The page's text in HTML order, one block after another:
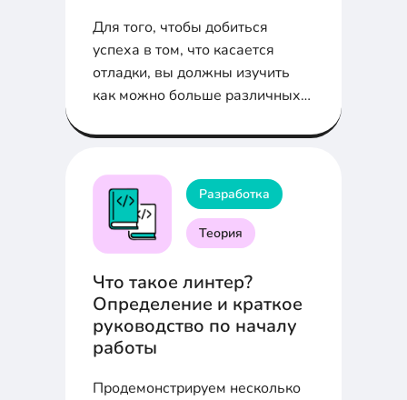
Для того, чтобы добиться
успеха в том, что касается
отладки, вы должны изучить
как можно больше различных
часть этих методов описали в
Разработка
Теория
Что такое линтер?
Определение и краткое
руководство по началу
работы
Продемонстрируем несколько